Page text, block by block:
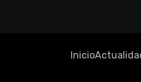
Inicio